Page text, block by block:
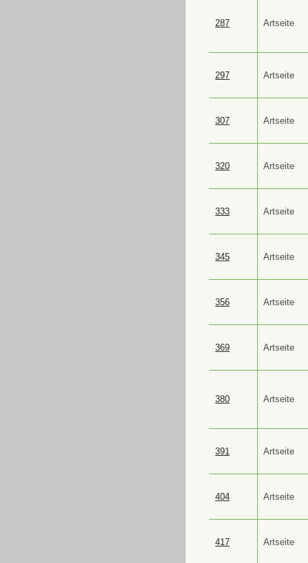
287 Artseite
297 Artseite
307 Artseite
320 Artseite
333 Artseite
345 Artseite
356 Artseite
369 Artseite
380 Artseite
391 Artseite
404 Artseite
417 Artseite